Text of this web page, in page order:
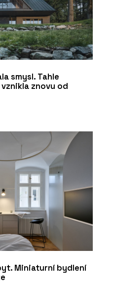
smysl. Tahle
znovu od
Miniaturní bydlení